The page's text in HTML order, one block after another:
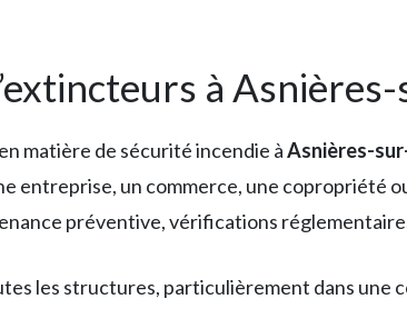
à
matière de sécurité incendie àAsnières-
entreprise, un commerce, une copropriété
préventive, vérifications
les structures, particulièrement dans une